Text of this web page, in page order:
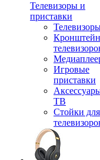
Телевизоры и
приставки
Игровые
приставки
ТВ
Стойки для